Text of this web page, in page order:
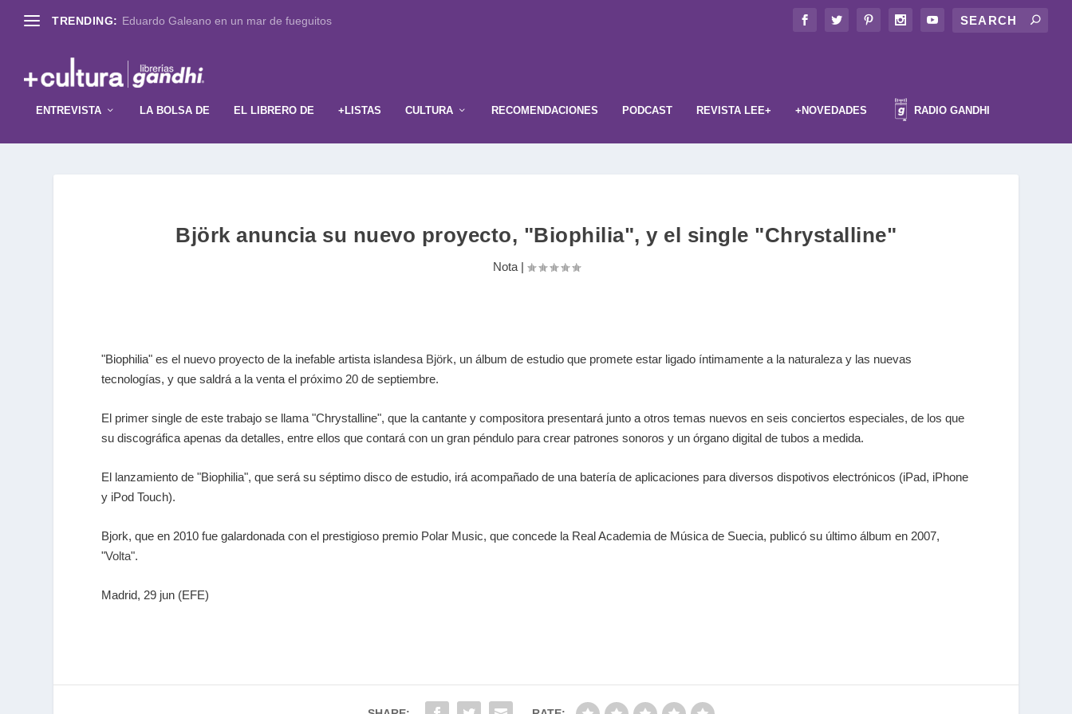
TRENDING: Eduardo Galeano en un mar de fueguitos
ENTREVISTA LA BOLSA DE EL LIBRERO DE +LISTAS CULTURA RECOMENDACIONES PODCAST REVISTA LEE+ +NOVEDADES RADIO GANDHI
Björk anuncia su nuevo proyecto, "Biophilia", y el single "Chrystalline"
Nota|
"Biophilia" es el nuevo proyecto de la inefable artista islandesa Björk, un álbum de estudio que promete estar ligado íntimamente a la naturaleza y las nuevas
tecnologías, y que saldrá a la venta el próximo 20 de septiembre.
El primer single de este trabajo se llama "Chrystalline", que la cantante y compositora presentará junto a otros temas nuevos en seis conciertos especiales, de los que
su discográfica apenas da detalles, entre ellos que contará con un gran péndulo para crear patrones sonoros y un órgano digital de tubos a medida.
El lanzamiento de "Biophilia", que será su séptimo disco de estudio, irá acompañado de una batería de aplicaciones para diversos dispotivos electrónicos (iPad, iPhone
y iPod Touch).
Bjork, que en 2010 fue galardonada con el prestigioso premio Polar Music, que concede la Real Academia de Música de Suecia, publicó su último álbum en 2007,
"Volta".
Madrid, 29 jun (EFE)